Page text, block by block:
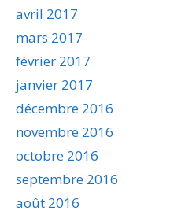
avril 2017
mars 2017
février 2017
janvier 2017
décembre 2016
novembre 2016
octobre 2016
septembre 2016
août 2016